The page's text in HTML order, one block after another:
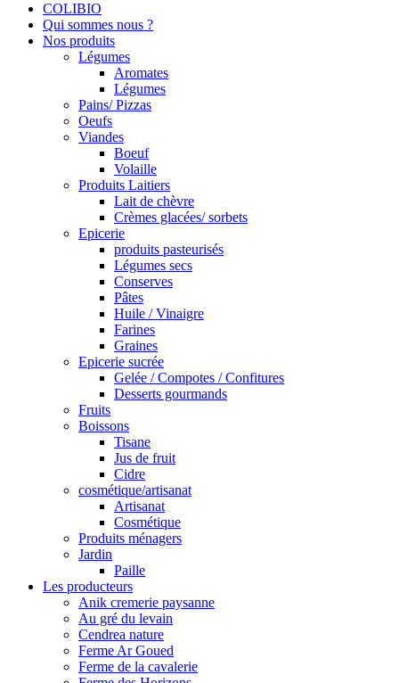
COLIBIO
Qui sommes nous ?
Nos produits
Légumes
Aromates
Légumes
Pains/ Pizzas
Oeufs
Viandes
Boeuf
Volaille
Produits Laitiers
Lait de chèvre
Crèmes glacées/ sorbets
Epicerie
produits pasteurisés
Légumes secs
Conserves
Pâtes
Huile / Vinaigre
Farines
Graines
Epicerie sucrée
Gelée / Compotes / Confitures
Desserts gourmands
Fruits
Boissons
Tisane
Jus de fruit
Cidre
cosmétique/artisanat
Artisanat
Cosmétique
Produits ménagers
Jardin
Paille
Les producteurs
Anik cremerie paysanne
Au gré du levain
Cendrea nature
Ferme Ar Goued
Ferme de la cavalerie